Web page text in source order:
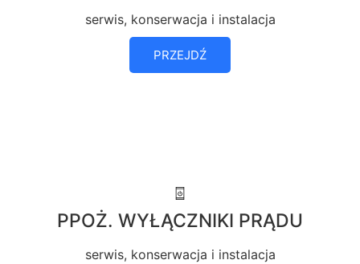
serwis, konserwacja i instalacja
PRZEJDŹ
PPOŻ. WYŁĄCZNIKI PRĄDU
serwis, konserwacja i instalacja